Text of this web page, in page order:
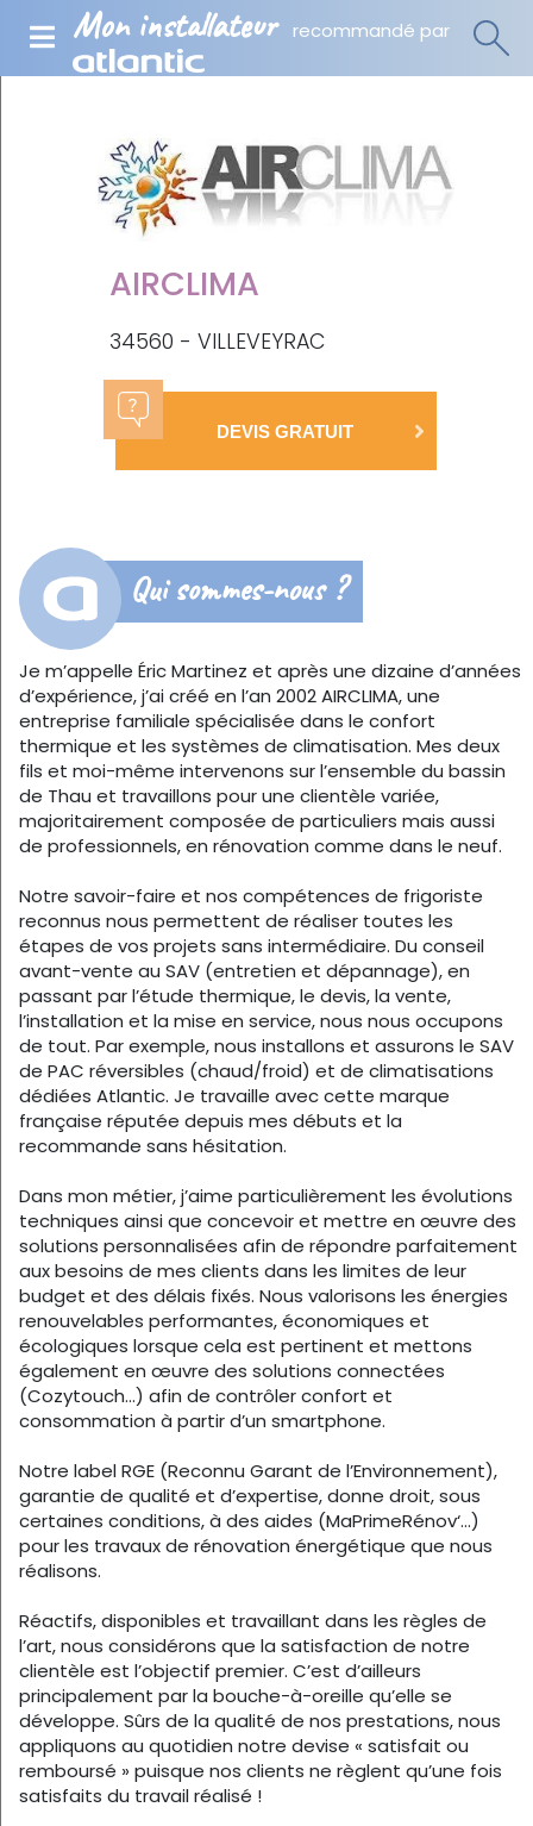
Mon installateur recommandé par
AIRCLIMA
34560 - VILLEVEYRAC
DEVIS GRATUIT
Qui sommes-nous ?
Je m’appelle Éric Martinez et après une dizaine d’années
d’expérience, j’ai créé en l’an 2002 AIRCLIMA, une
entreprise familiale spécialisée dans le confort
thermique et les systèmes de climatisation. Mes deux
fils et moi-même intervenons sur l’ensemble du bassin
de Thau et travaillons pour une clientèle variée,
majoritairement composée de particuliers mais aussi
de professionnels, en rénovation comme dans le neuf.
Notre savoir-faire et nos compétences de frigoriste
reconnus nous permettent de réaliser toutes les
étapes de vos projets sans intermédiaire. Du conseil
avant-vente au SAV (entretien et dépannage), en
passant par l’étude thermique, le devis, la vente,
l’installation et la mise en service, nous nous occupons
de tout. Par exemple, nous installons et assurons le SAV
de PAC réversibles (chaud/froid) et de climatisations
dédiées Atlantic. Je travaille avec cette marque
française réputée depuis mes débuts et la
recommande sans hésitation.
Dans mon métier, j’aime particulièrement les évolutions
techniques ainsi que concevoir et mettre en œuvre des
solutions personnalisées afin de répondre parfaitement
aux besoins de mes clients dans les limites de leur
budget et des délais fixés. Nous valorisons les énergies
renouvelables performantes, économiques et
écologiques lorsque cela est pertinent et mettons
également en œuvre des solutions connectées
(Cozytouch…) afin de contrôler confort et
consommation à partir d’un smartphone.
Notre label RGE (Reconnu Garant de l’Environnement),
garantie de qualité et d’expertise, donne droit, sous
certaines conditions, à des aides (MaPrimeRénov‘…)
pour les travaux de rénovation énergétique que nous
réalisons.
Réactifs, disponibles et travaillant dans les règles de
l’art, nous considérons que la satisfaction de notre
clientèle est l’objectif premier. C’est d’ailleurs
principalement par la bouche-à-oreille qu’elle se
développe. Sûrs de la qualité de nos prestations, nous
appliquons au quotidien notre devise « satisfait ou
remboursé » puisque nos clients ne règlent qu’une fois
satisfaits du travail réalisé !